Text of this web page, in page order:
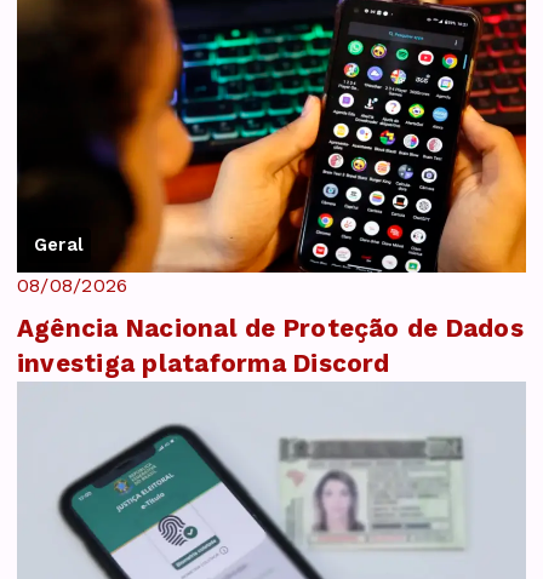
Geral
08/08/2026
Agência Nacional de Proteção de Dados
investiga plataforma Discord